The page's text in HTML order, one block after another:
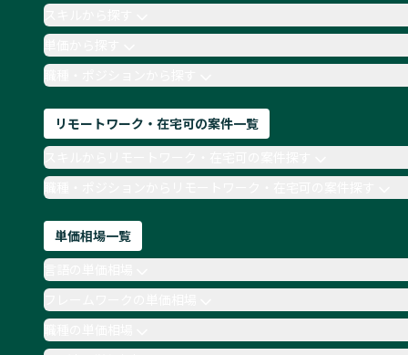
単価から探す
職種・ポジションから探す
リモートワーク・在宅可の案件一覧
職種・ポジションからリモートワーク・在宅可の案件探す
単価相場一覧
職種の単価相場